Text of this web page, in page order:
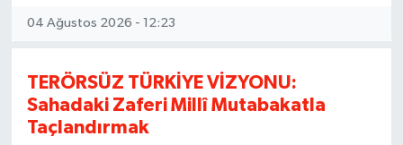
04 Ağustos 2026 - 12:23
TERÖRSÜZ TÜRKİYE VİZYONU:
Sahadaki Zaferi Millî Mutabakatla
Taçlandırmak